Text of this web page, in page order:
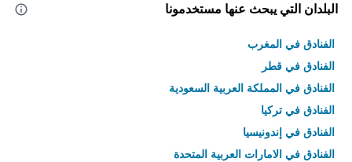
البلدان التي يبحث عنها مستخدمونا
الفنادق في المغرب
الفنادق في قطر
الفنادق في المملكة العربية السعودية
الفنادق في تركيا
الفنادق في إندونيسيا
الفنادق في الامارات العربية المتحدة